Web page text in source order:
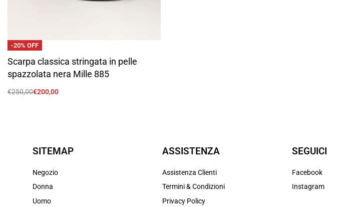
-20% OFF
Scarpa classica stringata in pelle
spazzolata nera Mille 885
€250,00€200,00
SITEMAP
Negozio
Donna
Uomo
ASSISTENZA
Assistenza Clienti
Termini & Condizioni
Privacy Policy
SEGUICI
Facebook
Instagram